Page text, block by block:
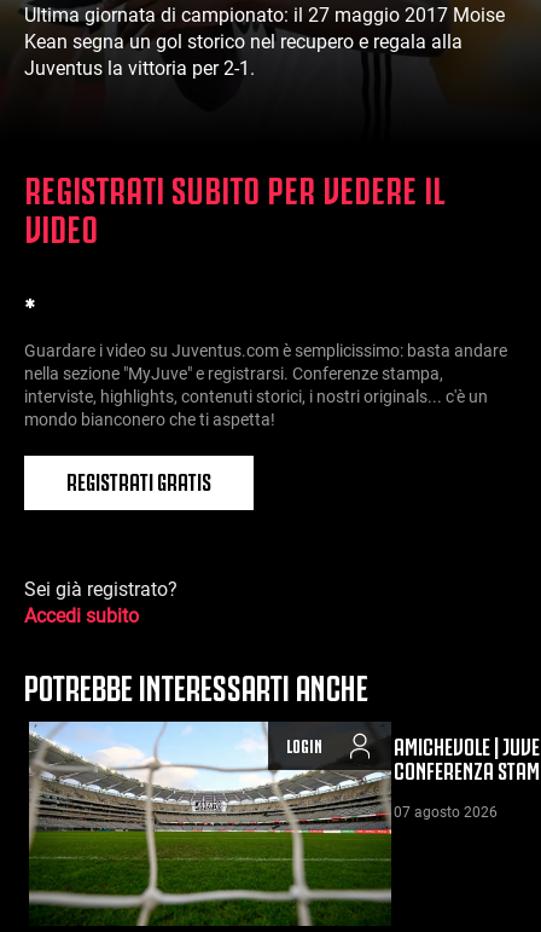
Ultima giornata di campionato: il 27 maggio 2017 Moise
Kean segna un gol storico nel recupero e regala alla
Juventus la vittoria per 2-1.
REGISTRATI SUBITO PER VEDERE IL
VIDEO
*
Guardare i video su Juventus.com è semplicissimo: basta andare
nella sezione "MyJuve" e registrarsi. Conferenze stampa,
interviste, highlights, contenuti storici, i nostri originals... c'è un
mondo bianconero che ti aspetta!
REGISTRATI GRATIS
Sei già registrato?
Accedi subito
POTREBBE INTERESSARTI ANCHE
LOGIN
AMICHEVOLE |
CONFERENZA
07 agosto 2026